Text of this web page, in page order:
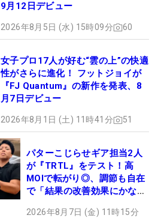
9月12日デビュー
2026年8月5日 (水) 15時09分 60
女子プロ17人が好む“雲の上”の快適
性がさらに進化！ フットジョイが
『FJ Quantum』の新作を発表、8
月7日デビュー
2026年8月1日 (土) 11時41分 51
パターこじらせギア担当2人
が『TRTL』をテスト！高
MOIで転がり◎、調節も自在
で「結果の改善効果にかなり
2026年8月7日 (金) 11時15分